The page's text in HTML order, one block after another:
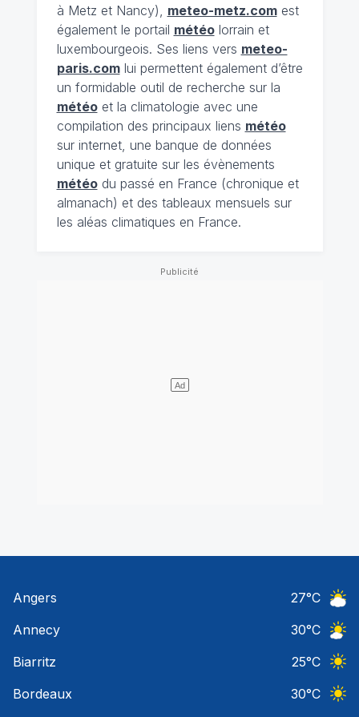
à Metz et Nancy), meteo-metz.comest
également le portail météolorrain et
luxembourgeois. Ses liens vers meteo-
paris.comlui permettent également d’être
un formidable outil de recherche sur la
météoet la climatologie avec une
compilation des principaux liens météo
sur internet, une banque de données
unique et gratuite sur les évènements
météodu passé en France (chronique et
almanach) et des tableaux mensuels sur
les aléas climatiques en France.
Angers 27°C
Annecy
30°C
Biarritz
25°C
Bordeaux
30°C